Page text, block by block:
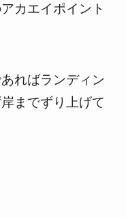
カエイポイント
ればランディン
までずり上げて